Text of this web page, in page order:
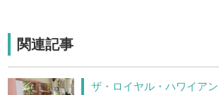
関連記事
ザ・ロイヤル・ハワイア